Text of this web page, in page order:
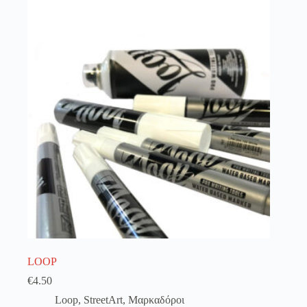
Username or Email Address
Get New Password
← Back to login
LOOP
€4.50
Loop, StreetArt, Μαρκαδόροι